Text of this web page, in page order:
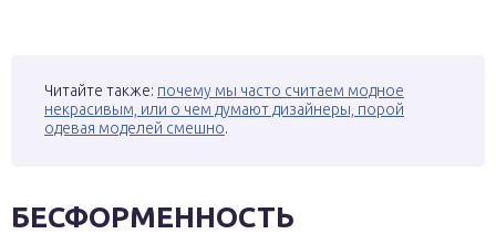
Читайте также: почему мы часто считаем модное
некрасивым, или о чем думают дизайнеры, порой
одевая моделей смешно.
БЕСФОРМЕННОСТЬ